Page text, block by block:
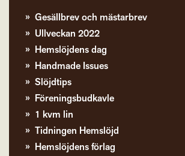
Gesällbrev och mästarbrev
Ullveckan 2022
Hemslöjdens dag
Handmade Issues
Slöjdtips
Föreningsbudkavle
1 kvm lin
Tidningen Hemslöjd
Hemslöjdens förlag